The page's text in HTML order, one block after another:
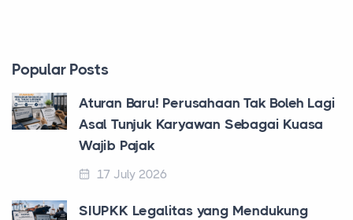
Popular Posts
Aturan Baru! Perusahaan Tak Boleh Lagi
Asal Tunjuk Karyawan Sebagai Kuasa
Wajib Pajak
17 July 2026
SIUPKK Legalitas yang Mendukung